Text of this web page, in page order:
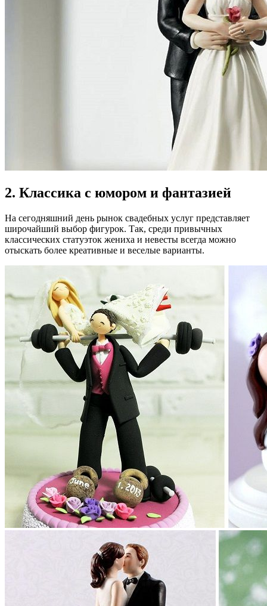
2. Классика с юмором и фантазией
На сегодняшний день рынок свадебных услуг представляет
широчайший выбор фигурок. Так, среди привычных
классических статуэток жениха и невесты всегда можно
отыскать более креативные и веселые варианты.